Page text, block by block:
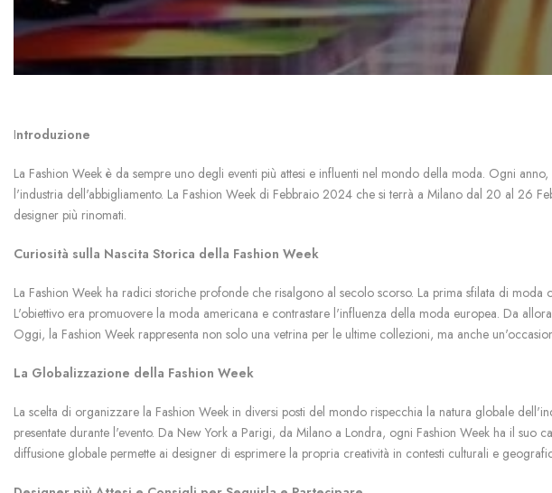
Introduzione
La Fashion Week è da sempre uno degli eventi più attesi e influenti nel mondo della moda. Ogni
l'industria dell'abbigliamento. La Fashion Week di Febbraio 2024 che si terrà a Milano dal 20 al 26
designer più rinomati.
Curiosità sulla Nascita Storica della Fashion Week
La Fashion Week ha radici storiche profonde che risalgono al secolo scorso. La prima sfilata di
L'obiettivo era promuovere la moda americana e contrastare l'influenza della moda europea. Da
Oggi, la Fashion Week rappresenta non solo una vetrina per le ultime collezioni, ma anche
La Globalizzazione della Fashion Week
La scelta di organizzare la Fashion Week in diversi posti del mondo rispecchia la natura globale
presentate durante l'evento. Da New York a Parigi, da Milano a Londra, ogni Fashion Week ha il
diffusione globale permette ai designer di esprimere la propria creatività in contesti culturali e